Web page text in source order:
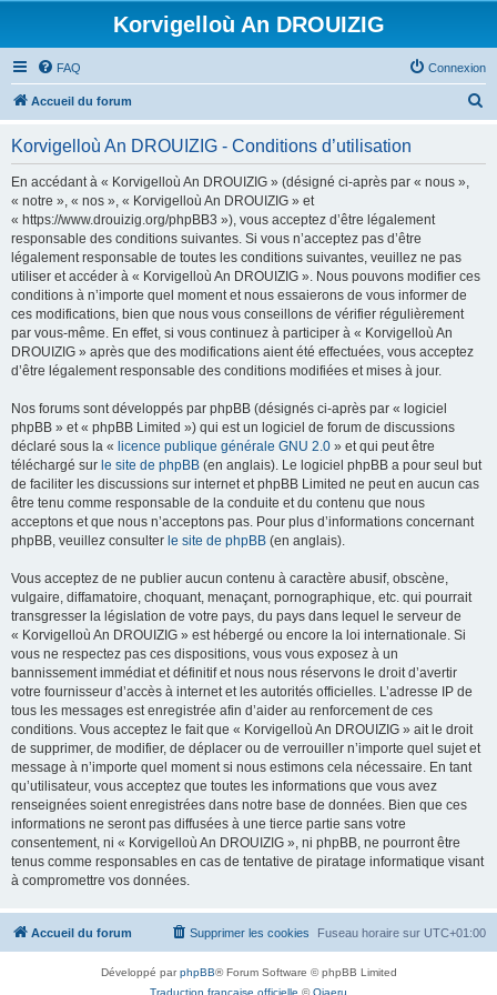
Korvigelloù An DROUIZIG
FAQ Connexion
Accueil du forum
Korvigelloù An DROUIZIG - Conditions d’utilisation
En accédant à « Korvigelloù An DROUIZIG » (désigné ci-après par « nous »,
« notre », « nos », « Korvigelloù An DROUIZIG » et
« https://www.drouizig.org/phpBB3 »), vous acceptez d’être légalement
responsable des conditions suivantes. Si vous n’acceptez pas d’être
légalement responsable de toutes les conditions suivantes, veuillez ne pas
utiliser et accéder à « Korvigelloù An DROUIZIG ». Nous pouvons modifier ces
conditions à n’importe quel moment et nous essaierons de vous informer de
ces modifications, bien que nous vous conseillons de vérifier régulièrement
par vous-même. En effet, si vous continuez à participer à « Korvigelloù An
DROUIZIG » après que des modifications aient été effectuées, vous acceptez
d’être légalement responsable des conditions modifiées et mises à jour.
Nos forums sont développés par phpBB (désignés ci-après par « logiciel
phpBB » et « phpBB Limited ») qui est un logiciel de forum de discussions
déclaré sous la « licence publique générale GNU 2.0 » et qui peut être
téléchargé sur le site de phpBB (en anglais). Le logiciel phpBB a pour seul but
de faciliter les discussions sur internet et phpBB Limited ne peut en aucun cas
être tenu comme responsable de la conduite et du contenu que nous
acceptons et que nous n’acceptons pas. Pour plus d’informations concernant
phpBB, veuillez consulter le site de phpBB (en anglais).
Vous acceptez de ne publier aucun contenu à caractère abusif, obscène,
vulgaire, diffamatoire, choquant, menaçant, pornographique, etc. qui pourrait
transgresser la législation de votre pays, du pays dans lequel le serveur de
« Korvigelloù An DROUIZIG » est hébergé ou encore la loi internationale. Si
vous ne respectez pas ces dispositions, vous vous exposez à un
bannissement immédiat et définitif et nous nous réservons le droit d’avertir
votre fournisseur d’accès à internet et les autorités officielles. L’adresse IP de
tous les messages est enregistrée afin d’aider au renforcement de ces
conditions. Vous acceptez le fait que « Korvigelloù An DROUIZIG » ait le droit
de supprimer, de modifier, de déplacer ou de verrouiller n’importe quel sujet et
message à n’importe quel moment si nous estimons cela nécessaire. En tant
qu’utilisateur, vous acceptez que toutes les informations que vous avez
renseignées soient enregistrées dans notre base de données. Bien que ces
informations ne seront pas diffusées à une tierce partie sans votre
consentement, ni « Korvigelloù An DROUIZIG », ni phpBB, ne pourront être
tenus comme responsables en cas de tentative de piratage informatique visant
à compromettre vos données.
Accueil du forum Fuseau horaire sur UTC+01:00
Supprimer les cookies
Développé parphpBB® Forum Software © phpBB Limited
Traduction française officielle ©Qiaeru